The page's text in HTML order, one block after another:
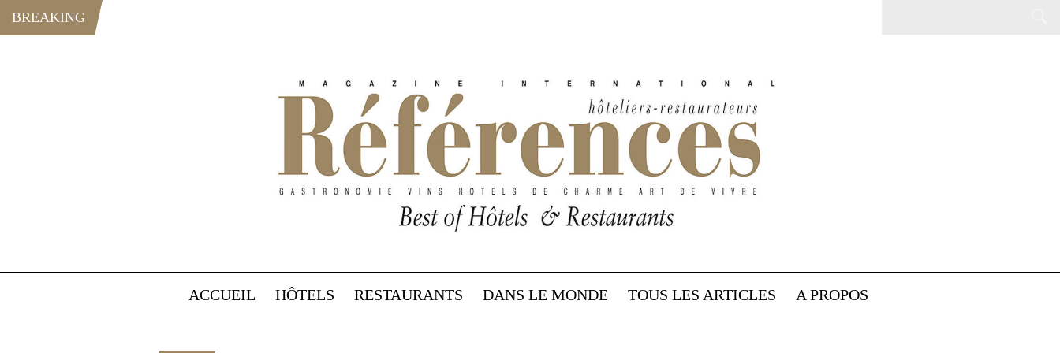
BREAKING
ACCUEIL HÔTELS RESTAURANTS DANS LE MONDE TOUS LES ARTICLES A PROPOS